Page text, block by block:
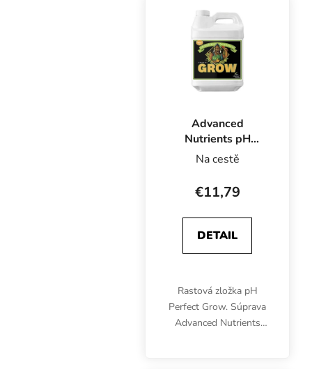
Advanced
Nutrients pH
Perfect Grow 1 l,
hnojiva pre rast
Na cestě
€11,79
DETAIL
Rastová zložka pH
Perfect Grow. Súprava
Advanced Nutrients